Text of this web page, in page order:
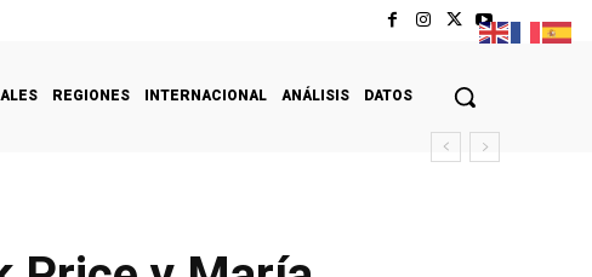
REGIONES INTERNACIONAL ANÁLISIS DATOS